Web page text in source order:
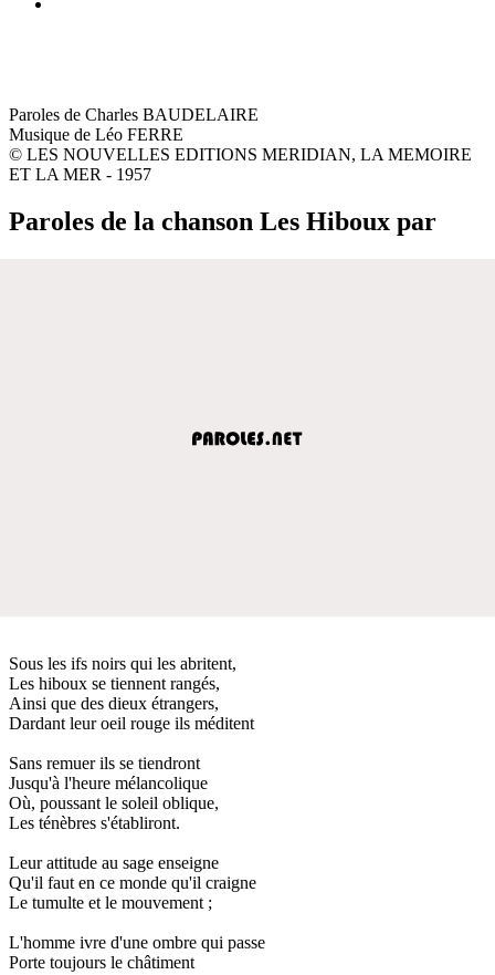
Paroles de Charles BAUDELAIRE
Musique de Léo FERRE
© LES NOUVELLES EDITIONS MERIDIAN, LA MEMOIRE
ET LA MER - 1957
Paroles de la chanson Les Hiboux par
Sous les ifs noirs qui les abritent,
Les hiboux se tiennent rangés,
Ainsi que des dieux étrangers,
Dardant leur oeil rouge ils méditent
Sans remuer ils se tiendront
Jusqu'à l'heure mélancolique
Où, poussant le soleil oblique,
Les ténèbres s'établiront.
Leur attitude au sage enseigne
Qu'il faut en ce monde qu'il craigne
Le tumulte et le mouvement ;
L'homme ivre d'une ombre qui passe
Porte toujours le châtiment